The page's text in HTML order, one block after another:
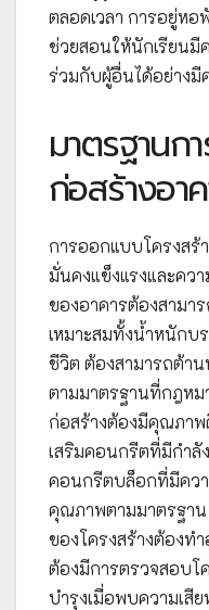
ตลอดเวลา การอยู่ห
ช่วยสอนให้นักเรียนมี
ร่วมกับผู้อื่นได้อย่างมี
มาตรฐานก
ก่อสร้างอา
การออกแบบโครงสร้
มั่นคงแข็งแรงและคว
ของอาคารต้องสามา
เหมาะสมทั้งน้ำหนัก
ชีวิต ต้องสามารถต้า
ตามมาตรฐานที่กฎห
ก่อสร้างต้องมีคุณภาพ
เสริมคอนกรีตที่มีกำลั
คอนกรีตบล็อกที่มีคว
คุณภาพตามมาตรฐาน
ของโครงสร้างต้องท
ต้องมีการตรวจสอบโ
บำรุงเมื่อพบความเสี